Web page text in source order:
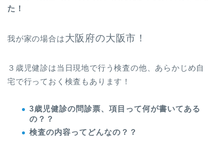
た！
我が家の場合は大阪府の大阪市！
３歳児健診は当日現地で行う検査の他、あらかじめ自
宅で行っておく検査もあります！
3歳児健診の問診票、項目って何が書いてある
の？？
検査の内容ってどんなの？？